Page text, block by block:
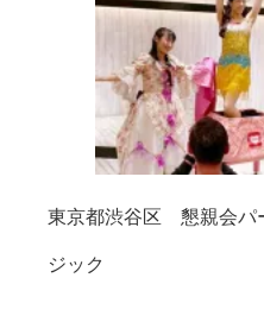
東京都渋谷区 懇親会パ
ジック